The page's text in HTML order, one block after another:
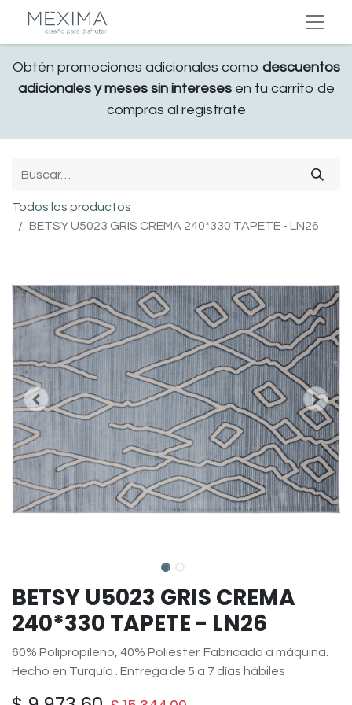
Obtén promociones adicionales como descuentos
adicionales y meses sin interesesen tu carrito de
compras al registrate
Todos los productos
BETSY U5023 GRIS CREMA 240*330 TAPETE - LN26
BETSY U5023 GRIS CREMA
240*330 TAPETE - LN26
60% Polipropileno, 40% Poliester. Fabricado a máquina.
Hecho en Turquía . Entrega de 5 a 7 días hábiles